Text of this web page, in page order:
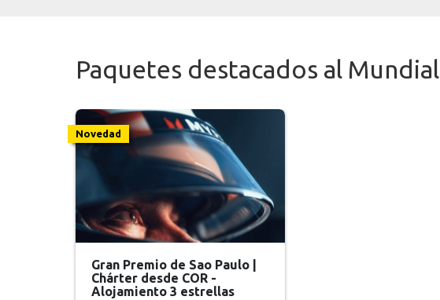
Paquetes destacados al Mundial
Novedad
Gran Premio de Sao Paulo |
Chárter desde COR -
Alojamiento 3 estrellas